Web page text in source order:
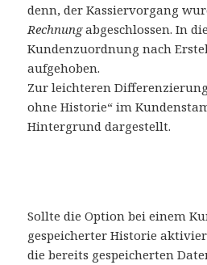
denn, der Kassiervorgang
Rechnungabgeschlossen. In
Kundenzuordnung nach
aufgehoben.
Zur leichteren
ohne Historie“ im
Hintergrund dargestellt.
Sollte die Option bei einem
gespeicherter Historie
die bereits gespeicherten